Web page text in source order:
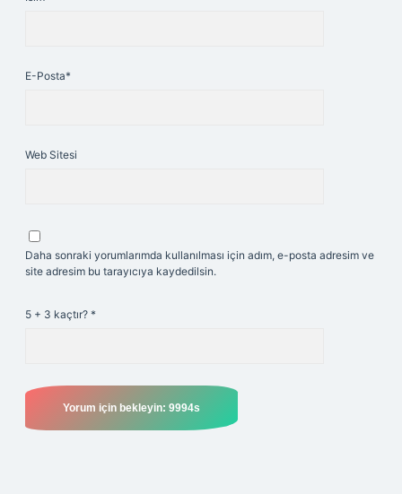
E-Posta*
Web Sitesi
Daha sonraki yorumlarımda kullanılması için adım, e-posta adresim ve
site adresim bu tarayıcıya kaydedilsin.
5 + 3 kaçtır? *